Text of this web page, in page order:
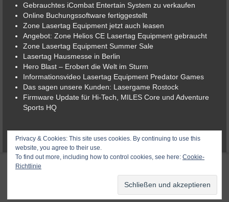
Gebrauchtes iCombat Entertain System zu verkaufen
Online Buchungssoftware fertiggestellt
Zone Lasertag Equipment jetzt auch leasen
Angebot: Zone Helios CE Lasertag Equipment gebraucht
Zone Lasertag Equipment Summer Sale
Lasertag Hausmesse in Berlin
Hero Blast – Erobert die Welt im Sturm
Informationsvideo Lasertag Equipment Predator Games
Das sagen unsere Kunden: Lasergame Rostock
Firmware Update für Hi-Tech, MILES Core und Adventure
Sports HQ
Privacy & Cookies: This site uses cookies. By continuing to use this
website, you agree to their use.
To find out more, including how to control cookies, see here: Cookie-
Richtlinie